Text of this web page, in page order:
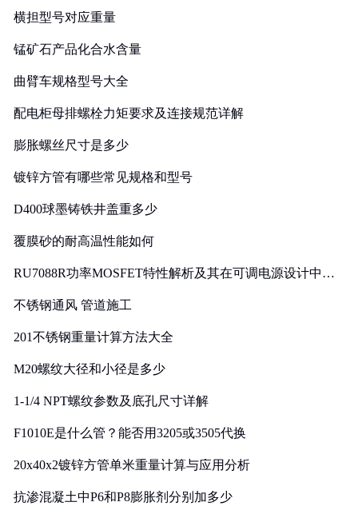
横担型号对应重量
锰矿石产品化合水含量
曲臂车规格型号大全
配电柜母排螺栓力矩要求及连接规范详解
膨胀螺丝尺寸是多少
镀锌方管有哪些常见规格和型号
D400球墨铸铁井盖重多少
覆膜砂的耐高温性能如何
RU7088R功率MOSFET特性解析及其在可调电源设计中的
不锈钢通风 管道施工
201不锈钢重量计算方法大全
M20螺纹大径和小径是多少
1-1/4 NPT螺纹参数及底孔尺寸详解
F1010E是什么管？能否用3205或3505代换
20x40x2镀锌方管单米重量计算与应用分析
抗渗混凝土中P6和P8膨胀剂分别加多少